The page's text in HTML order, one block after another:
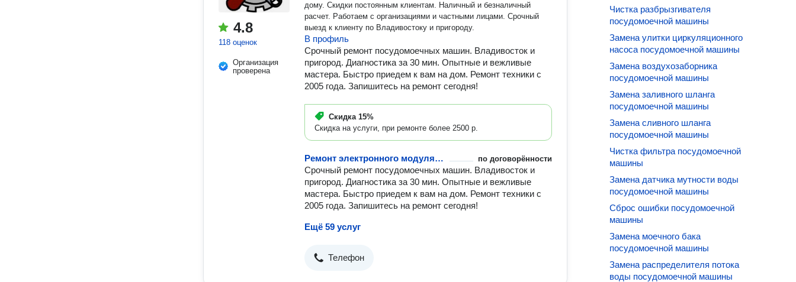
4.8
118 оценок
Организация
проверена
дому. Скидки постоянным клиентам. Наличный и безналичный
расчет. Работаем с организациями и частными лицами. Срочный
выезд к клиенту по Владивостоку и пригороду.
В профиль
Срочный ремонт посудомоечных машин. Владивосток и
пригород. Диагностика за 30 мин. Опытные и вежливые
мастера. Быстро приедем к вам на дом. Ремонт техники с
2005 года. Запишитесь на ремонт сегодня!
Скидка 15%
Скидка на услуги, при ремонте более 2500 р.
Ремонт электронного модуля управления посудомоечной машины по договорённости
Срочный ремонт посудомоечных машин. Владивосток и
пригород. Диагностика за 30 мин. Опытные и вежливые
мастера. Быстро приедем к вам на дом. Ремонт техники с
2005 года. Запишитесь на ремонт сегодня!
Ещё 59 услуг
Телефон
Чистка разбрызгивателя
посудомоечной машины
Замена улитки циркуляционного
насоса посудомоечной машины
Замена воздухозаборника
посудомоечной машины
Замена заливного шланга
посудомоечной машины
Замена сливного шланга
посудомоечной машины
Чистка фильтра посудомоечной
машины
Замена датчика мутности воды
посудомоечной машины
Сброс ошибки посудомоечной
машины
Замена моечного бака
посудомоечной машины
Замена распределителя потока
воды посудомоечной машины